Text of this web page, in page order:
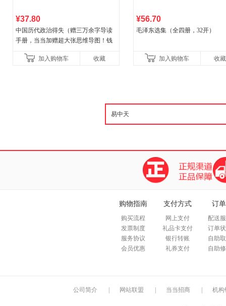
¥37.80
中国历代政治得失（赠三万余字导读
手册，当当加赠超大张思维导图！钱
书社最新修订！中学生
加入购物车 收藏
¥56.70
毛泽东选集（全四册，32开）
加入购物车 收藏
购物指南
购买流程
发票制度
服务协议
会员优惠
支付方式
网上支付
礼品卡支付
银行转账
礼券支付
订
配送
订单
自助
自助
公司简介 网站联盟 当当招商 机构